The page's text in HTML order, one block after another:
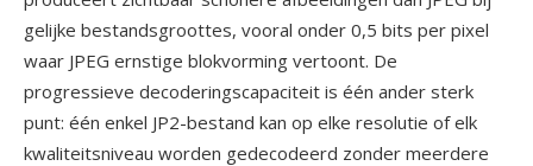
gelijke bestandsgroottes, vooral onder 0,5 bits per pixel
waar JPEG ernstige blokvorming vertoont. De
progressieve decoderingscapaciteit is één ander sterk
punt: één enkel JP2-bestand kan op elke resolutie of elk
kwaliteitsniveau worden gedecodeerd zonder meerdere